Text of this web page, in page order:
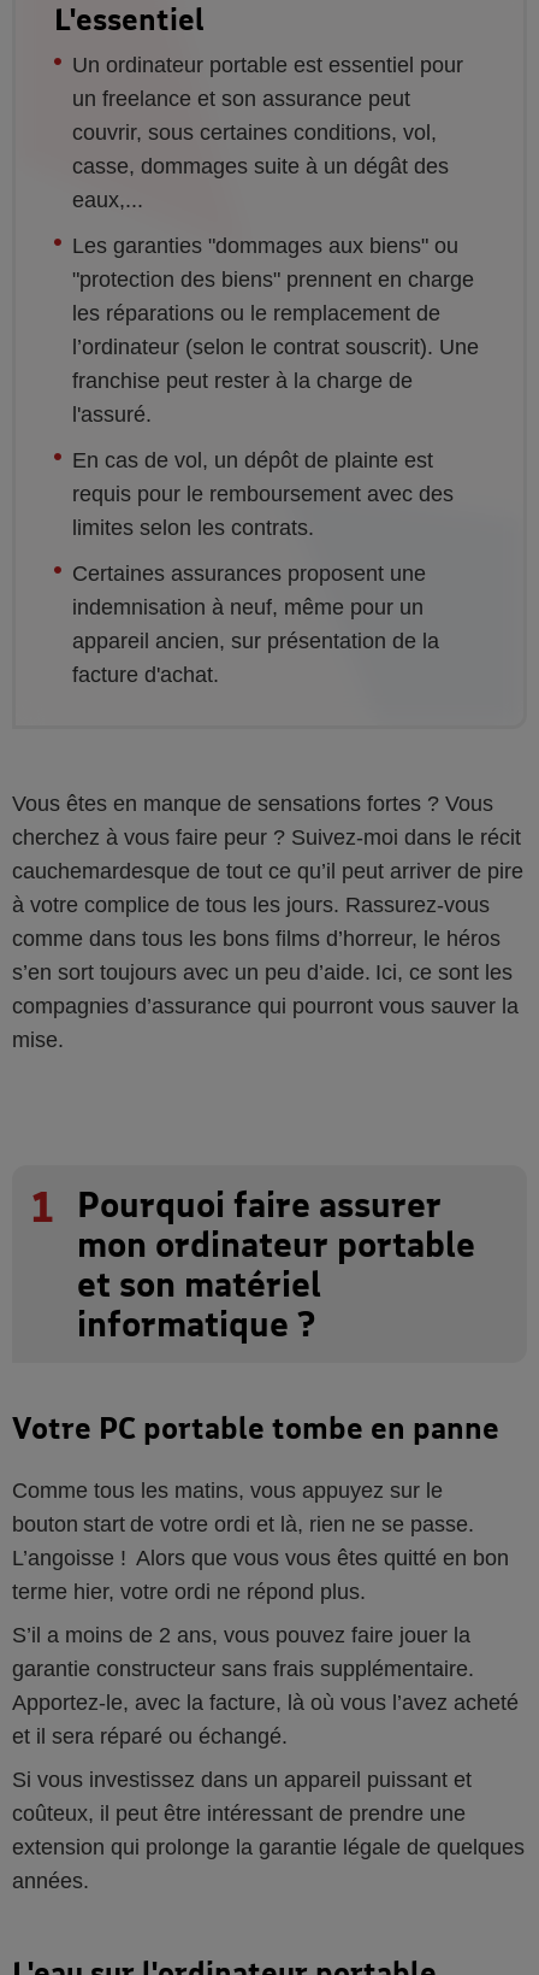
L'essentiel
Un ordinateur portable est essentiel pour
un freelance et son assurance peut
couvrir, sous certaines conditions, vol,
casse, dommages suite à un dégât des
eaux,...
Les garanties "dommages aux biens" ou
"protection des biens" prennent en charge
les réparations ou le remplacement de
l’ordinateur (selon le contrat souscrit). Une
franchise peut rester à la charge de
l'assuré.
En cas de vol, un dépôt de plainte est
requis pour le remboursement avec des
limites selon les contrats.
Certaines assurances proposent une
indemnisation à neuf, même pour un
appareil ancien, sur présentation de la
facture d'achat.
Vous êtes en manque de sensations fortes ? Vous
cherchez à vous faire peur ? Suivez-moi dans le récit
cauchemardesque de tout ce qu’il peut arriver de pire
à votre complice de tous les jours. Rassurez-vous
comme dans tous les bons films d’horreur, le héros
s’en sort toujours avec un peu d’aide. Ici, ce sont les
compagnies d’assurance qui pourront vous sauver la
mise.
1
Pourquoi faire assurer
mon ordinateur portable
et son matériel
informatique ?
Votre PC portable tombe en panne
Comme tous les matins, vous appuyez sur le
bouton start de votre ordi et là, rien ne se passe.
L’angoisse ! Alors que vous vous êtes quitté en bon
terme hier, votre ordi ne répond plus.
S’il a moins de 2 ans, vous pouvez faire jouer la
garantie constructeur sans frais supplémentaire.
Apportez-le, avec la facture, là où vous l’avez acheté
et il sera réparé ou échangé.
Si vous investissez dans un appareil puissant et
coûteux, il peut être intéressant de prendre une
extension qui prolonge la garantie légale de quelques
années.